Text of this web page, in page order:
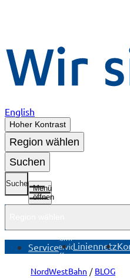
English
Hoher Kontrast
Region wählen
Suchen
Suche
Menü
öffnen
Service
Untermenü
Service
öffnen
Liniennetz
NordWestBahn BLOG